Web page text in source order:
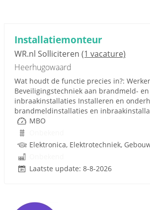
Installatiemonteur
WR.nl Solliciteren (1 vacature)
Heerhugowaard
Wat houdt de functie precies in?:
Beveiligingstechniek aan brandmeld- en
inbraakinstallaties Installeren en
brandmeldinstallaties en
MBO
Laatste update: 8-8-2026